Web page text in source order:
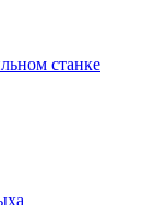
станке